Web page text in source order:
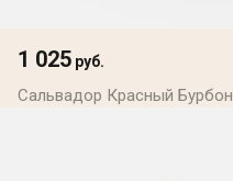
1 025 руб.
Сальвадор Красный Бурбон